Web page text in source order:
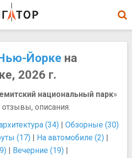
Йорке на
2026 г.
национальный парк»
описания.
(34) | Обзорные (30)
(17) | На автомобиле (2) |
| Вечерние (19) |